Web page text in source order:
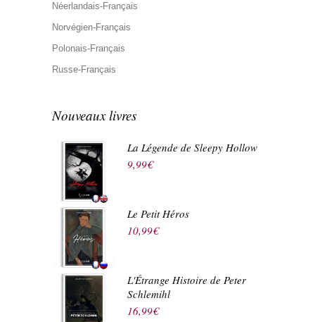
Néerlandais-Français
Norvégien-Français
Polonais-Français
Russe-Français
Nouveaux livres
La Légende de Sleepy Hollow
9,99€
Le Petit Héros
10,99€
L'Étrange Histoire de Peter
Schlemihl
16,99€